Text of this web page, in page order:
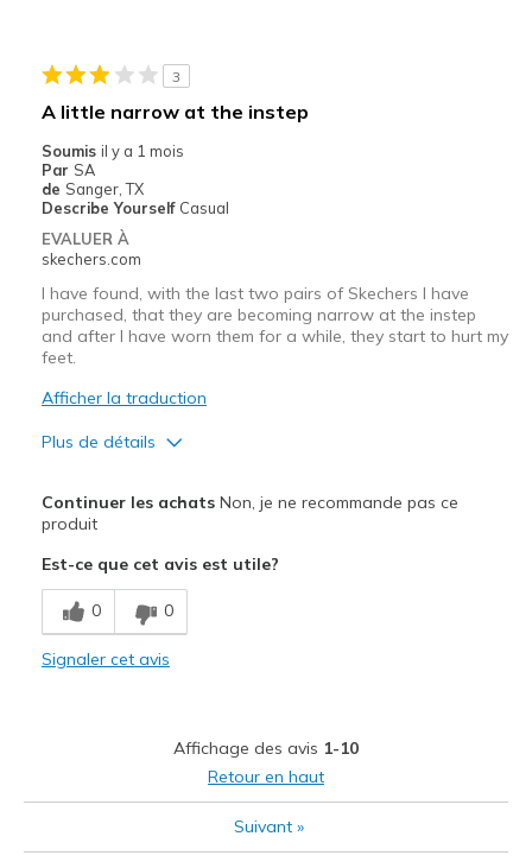
View On Shoes
I'm Into Shoes
3
A little narrow at the instep
Soumis il y a 1 mois
Par SA
de Sanger, TX
Describe Yourself Casual
EVALUER À
skechers.com
I have found, with the last two pairs of Skechers I have
purchased, that they are becoming narrow at the instep
and after I have worn them for a while, they start to hurt my
feet.
Afficher la traduction
Plus de détails
Attractive Design
Breathe Well
Stylish
Le contre
Les meilleures utilisations
Continuer les achatsNon, je ne recommande pas ce
produit
Est-ce que cet avis est utile?
0 0
Signaler cet avis
Affichage des avis 1-10
Retour en haut
Suivant »